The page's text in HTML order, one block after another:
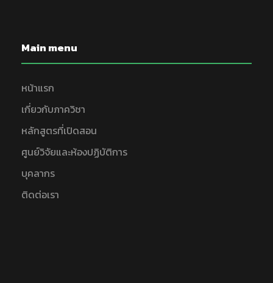
Main menu
หน้าแรก
เกี่ยวกับภาควิชา
หลักสูตรที่เปิดสอน
ศูนย์วิจัยและห้องปฏิบัติการ
บุคลากร
ติดต่อเรา